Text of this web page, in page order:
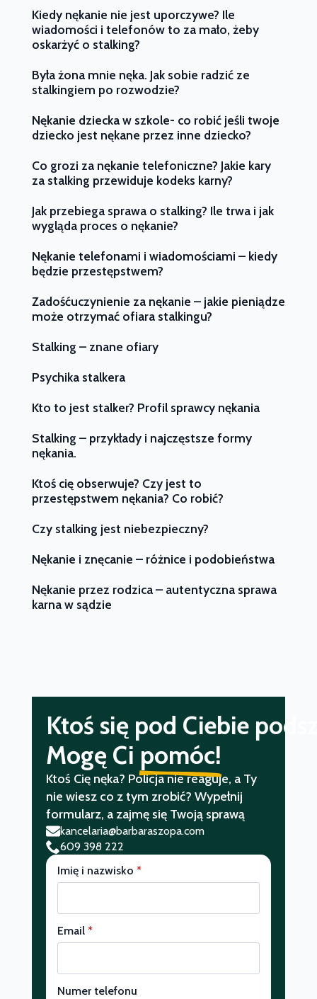
Kiedy nękanie nie jest uporczywe? Ile
wiadomości i telefonów to za mało, żeby
oskarżyć o stalking?
Była żona mnie nęka. Jak sobie radzić ze
stalkingiem po rozwodzie?
Nękanie dziecka w szkole- co robić jeśli twoje
dziecko jest nękane przez inne dziecko?
Co grozi za nękanie telefoniczne? Jakie kary
za stalking przewiduje kodeks karny?
Jak przebiega sprawa o stalking? Ile trwa i jak
wygląda proces o nękanie?
Nękanie telefonami i wiadomościami – kiedy
będzie przestępstwem?
Zadośćuczynienie za nękanie – jakie pieniądze
może otrzymać ofiara stalkingu?
Stalking – znane ofiary
Psychika stalkera
Kto to jest stalker? Profil sprawcy nękania
Stalking – przykłady i najczęstsze formy
nękania.
Ktoś cię obserwuje? Czy jest to
przestępstwem nękania? Co robić?
Czy stalking jest niebezpieczny?
Nękanie i znęcanie – różnice i podobieństwa
Nękanie przez rodzica – autentyczna sprawa
karna w sądzie
Padłeś ofiarą
Mogę Ci pomóc!
Ktoś Cię nęka? Policja nie reaguje, a Ty
nie wiesz co z tym zrobić? Wypełnij
formularz, a zajmę się Twoją sprawą
kancelaria@barbaraszopa.com
609 398 222
Imię i nazwisko *
Email *
Numer telefonu